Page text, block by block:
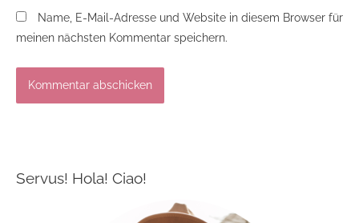
Name, E-Mail-Adresse und Website in diesem Browser für
meinen nächsten Kommentar speichern.
Servus! Hola! Ciao!